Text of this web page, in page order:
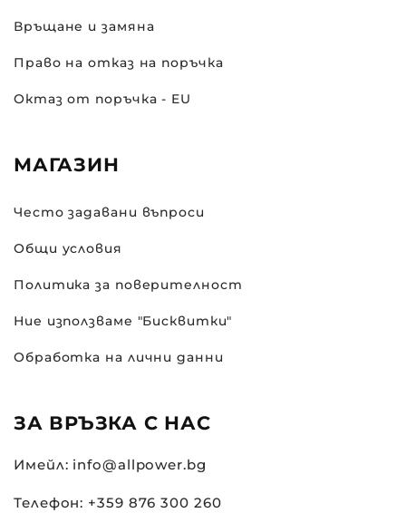
Връщане и замяна
Право на отказ на поръчка
Октаз от поръчка - EU
МАГАЗИН
Често задавани въпроси
Общи условия
Политика за поверителност
Ние използваме "Бисквитки"
Обработка на лични данни
ЗА ВРЪЗКА С НАС
Имейл: info@allpower.bg
Телефон: +359 876 300 260